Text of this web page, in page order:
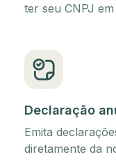
ter seu CNPJ
Declaração
Emita
diretamente da